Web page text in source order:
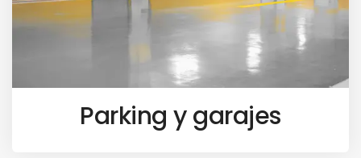
Parking y garajes